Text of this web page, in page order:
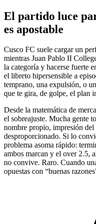
El partido luce
es apostable
Cusco FC suele cargar un
mientras Juan Pablo II
la categoría y hacerse fuerte
el libreto hipersensible a
temprano, una expulsión, o
que te gira, de golpe, el plan
Desde la matemática de
el sobreajuste. Mucha gente
nombre propio, impresión
desproporcionado. Si lo
problema asoma rápido:
ambos marcan y el over 2.5,
no convive. Raro. Cuando
opuestas con “buenas